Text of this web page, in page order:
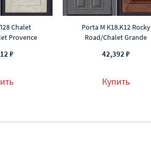
Chalet
Provence
₽
Porta M К18.K12 Rocky
Road/Chalet Grande
42,392 ₽
Купить